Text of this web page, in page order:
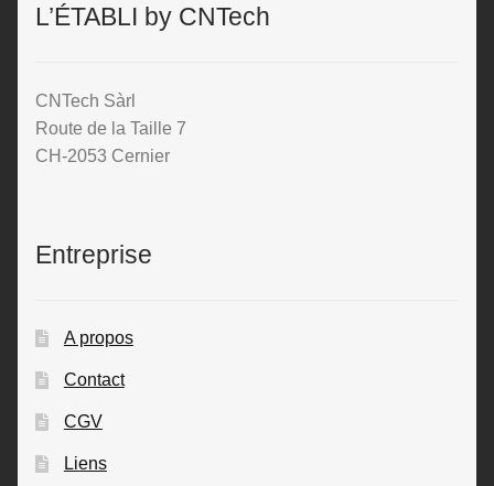
L’ÉTABLI by CNTech
CNTech Sàrl
Route de la Taille 7
CH-2053 Cernier
Entreprise
A propos
Contact
CGV
Liens